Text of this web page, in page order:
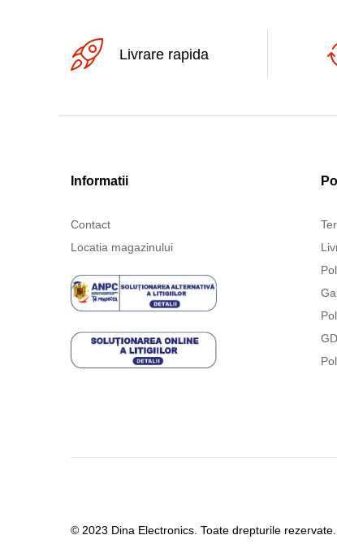
Livrare rapida
Informatii
Contact
Locatia magazinului
© 2023 Dina Electronics. Toate drepturile rezervate.